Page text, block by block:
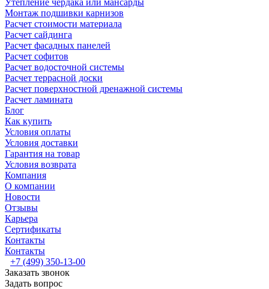
Утепление чердака или мансарды
Монтаж подшивки карнизов
Расчет стоимости материала
Расчет сайдинга
Расчет фасадных панелей
Расчет софитов
Расчет водосточной системы
Расчет террасной доски
Расчет поверхностной дренажной системы
Расчет ламината
Блог
Как купить
Условия оплаты
Условия доставки
Гарантия на товар
Условия возврата
Компания
О компании
Новости
Отзывы
Карьера
Сертификаты
Контакты
Контакты
+7 (499) 350-13-00
Заказать звонок
Задать вопрос